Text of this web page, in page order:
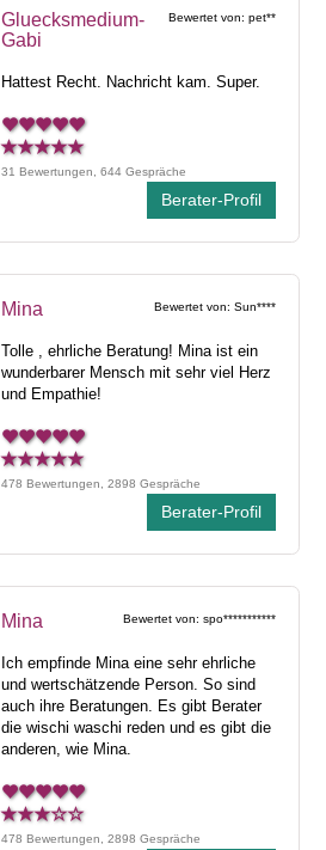
Bewertet von: pet**
Gluecksmedium-
Gabi
Hattest Recht. Nachricht kam. Super.
31 Bewertungen, 644 Gespräche
Berater-Profil
Bewertet von: Sun****
Mina
Tolle , ehrliche Beratung! Mina ist ein
wunderbarer Mensch mit sehr viel Herz
und Empathie!
478 Bewertungen, 2898 Gespräche
Berater-Profil
Bewertet von: spo***********
Mina
Ich empfinde Mina eine sehr ehrliche
und wertschätzende Person. So sind
auch ihre Beratungen. Es gibt Berater
die wischi waschi reden und es gibt die
anderen, wie Mina.
478 Bewertungen, 2898 Gespräche